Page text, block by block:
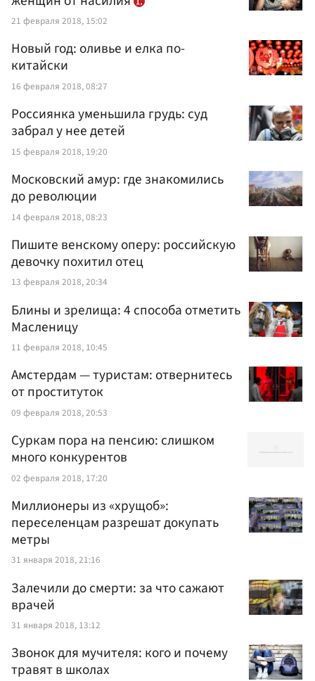
21 февраля 2018, 15:02
Новый год: оливье и елка по-
китайски
16 февраля 2018, 08:27
Россиянка уменьшила грудь: суд
забрал у нее детей
15 февраля 2018, 19:20
Московский амур: где знакомились
до революции
14 февраля 2018, 08:23
Пишите венскому оперу: российскую
девочку похитил отец
13 февраля 2018, 20:34
Блины и зрелища: 4 способа отметить
Масленицу
11 февраля 2018, 10:45
Амстердам — туристам: отвернитесь
от проституток
09 февраля 2018, 20:53
Суркам пора на пенсию: слишком
много конкурентов
02 февраля 2018, 17:20
Миллионеры из «хрущоб»:
переселенцам разрешат докупать
метры
31 января 2018, 21:16
Залечили до смерти: за что сажают
врачей
31 января 2018, 13:12
Звонок для мучителя: кого и почему
травят в школах